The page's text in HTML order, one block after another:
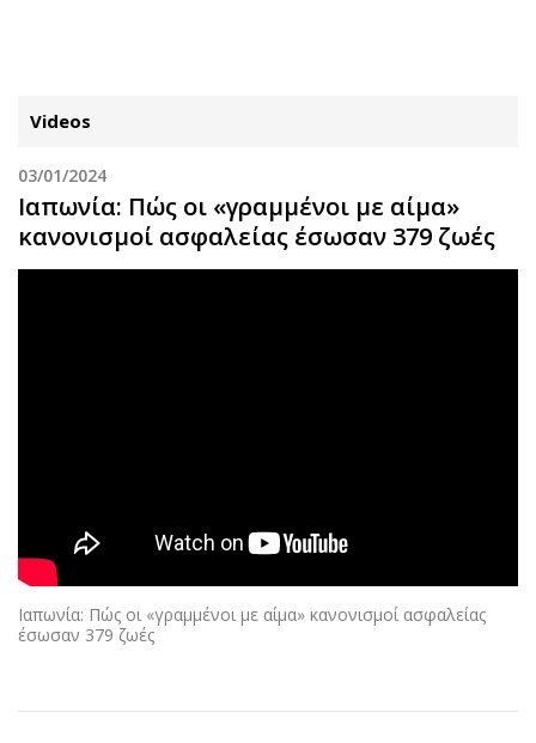
ΚΑΤΗΓΟΡΙΕΣ ΣΥΝΔΕΣΗ
Κύπρος
Αθλητισμός
Κύπρος
Ελλάδα
Απόψεις
Geek
Νέα
Κινητά-tablets
Videos
03/01/2024
Ιαπωνία: Πώς οι «γραμμένοι με αίμα»
κανονισμοί ασφαλείας έσωσαν 379 ζωές
Ιαπωνία: Πώς οι «γραμμένοι με αίμα» κανονισμοί ασφαλείας
έσωσαν 379 ζωές